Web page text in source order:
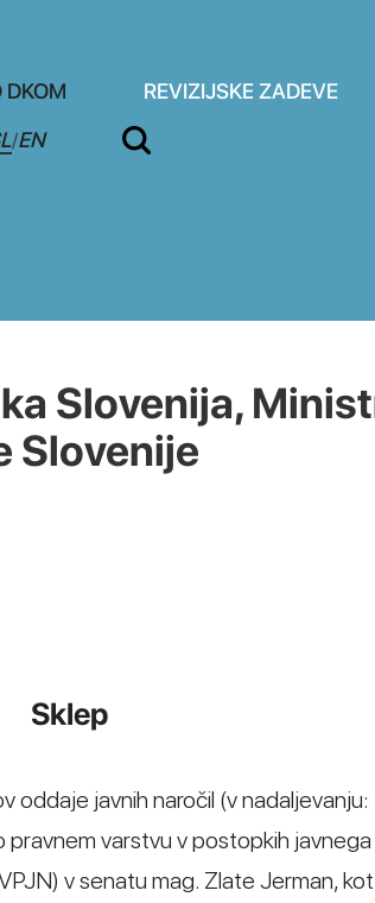
DKOM REVIZIJSKE ZADEVE
/EN
Slovenija,
Slovenije
Sklep
oddaje javnih naročil (v
pravnem varstvu v postopkih
v senatu mag. Zlate Jerman,